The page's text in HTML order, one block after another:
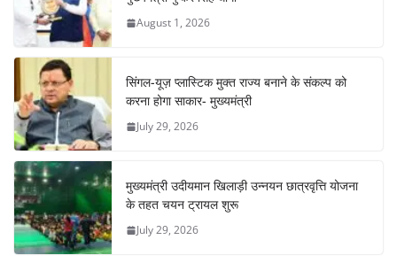
August 1, 2026
सिंगल-यूज़ प्लास्टिक मुक्त राज्य बनाने के संकल्प को
करना होगा साकार- मुख्यमंत्री
July 29, 2026
मुख्यमंत्री उदीयमान खिलाड़ी उन्नयन छात्रवृत्ति योजना
के तहत चयन ट्रायल शुरू
July 29, 2026